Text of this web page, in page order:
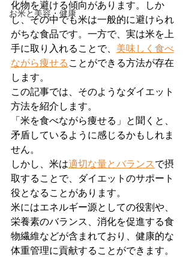
お米と美容・健康
化物を避ける傾向があります。しか
し、その中でも米は一般的に避けられ
がちな食品です。一方で、実は米を上
手に取り入れることで、 美味しく食べ
ながら痩せる ことができる方法が存在
します。
この記事では、そのようなダイエット
方法を紹介します。
「米を食べながら痩せる」と聞くと、
矛盾しているように感じるかもしれま
せん。
しかし、米は適切な量とバランスで摂
取することで、ダイエットのサポート
役となることがあります。
米にはエネルギー源としての役割や、
栄養素のバランス、消化を促進する食
物繊維などが含まれており、健康的な
体重管理に貢献することができます。